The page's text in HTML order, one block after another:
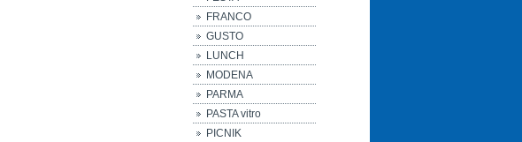
FRANCO
GUSTO
LUNCH
MODENA
PARMA
PASTA vitro
PICNIK